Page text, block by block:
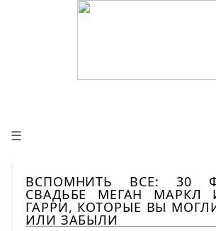
☰
ВСПОМНИТЬ ВСЕ: 30
СВАДЬБЕ МЕГАН МАРКЛ
ГАРРИ, КОТОРЫЕ ВЫ
ИЛИ ЗАБЫЛИ